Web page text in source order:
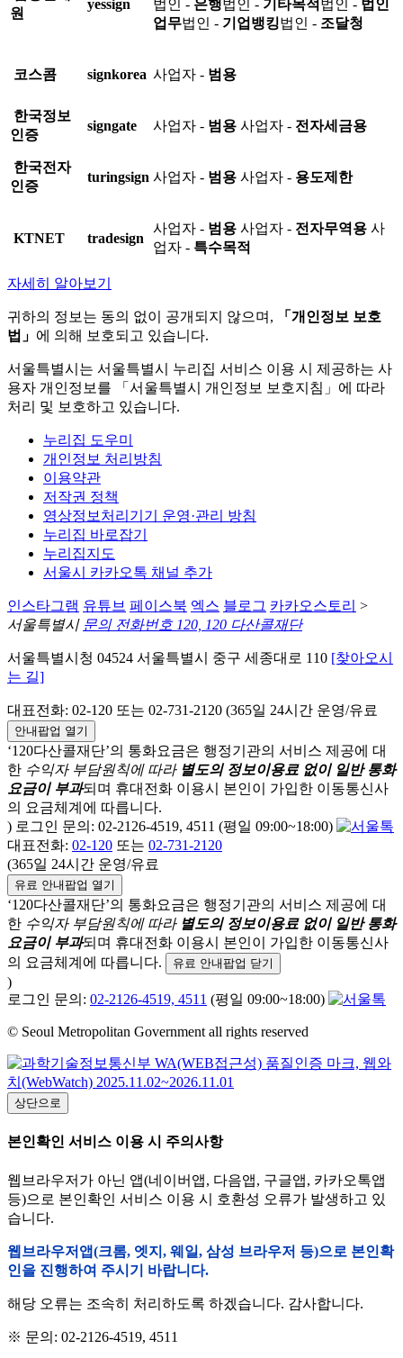
원
yessign
법인 - 은행법인 - 기타목적 법인 - 법인
업무법인 - 기업뱅킹법인 - 조달청
코스콤 signkorea 사업자 - 범용
한국정보
인증
signgate 사업자 - 범용 사업자 - 전자세금용
한국전자
인증
turingsign 사업자 - 범용 사업자 - 용도제한
KTNET tradesign
사업자 - 범용 사업자 - 전자무역용 사
업자 - 특수목적
자세히 알아보기
귀하의 정보는 동의 없이 공개되지 않으며,
「개인정보 보호
법」 에 의해 보호되고 있습니다.
서울특별시는 서울특별시 누리집 서비스 이용 시 제공하는 사
용자 개인정보를 「서울특별시 개인정보 보호지침」에 따라
처리 및 보호하고 있습니다.
누리집 도우미
개인정보 처리방침
이용약관
저작권 정책
영상정보처리기기 운영·관리 방침
누리집 바로잡기
누리집지도
서울시 카카오톡 채널 추가
인스타그램 유튜브 페이스북 엑스 블로그 카카오스토리 >
서울특별시 문의 전화번호 120, 120 다산콜재단
서울특별시청 04524 서울특별시 중구 세종대로 110 [찾아오시
는 길]
대표전화: 02-120 또는 02-731-2120 (365일 24시간 운영/유료
안내팝업 열기
‘120다산콜재단’의 통화요금은 행정기관의 서비스 제공에 대
한 수익자 부담원칙에 따라 별도의 정보이용료 없이 일반 통화
요금이 부과되며 휴대전화 이용시 본인이 가입한 이동통신사
의 요금체계에 따릅니다.
) 로그인 문의: 02-2126-4519, 4511 (평일 09:00~18:00)
대표전화: 02-120 또는 02-731-2120
(365일 24시간 운영/유료
유료 안내팝업 열기
‘120다산콜재단’의 통화요금은 행정기관의 서비스 제공에 대
한 수익자 부담원칙에 따라 별도의 정보이용료 없이 일반 통화
요금이 부과되며 휴대전화 이용시 본인이 가입한 이동통신사
의 요금체계에 따릅니다.
유료 안내팝업 닫기
)
로그인 문의: 02-2126-4519, 4511 (평일 09:00~18:00)
© Seoul Metropolitan Government all rights reserved
상단으로
본인확인 서비스 이용 시 주의사항
웹브라우저가 아닌 앱(네이버앱, 다음앱, 구글앱, 카카오톡앱
등)으로 본인확인 서비스 이용 시 호환성 오류가 발생하고 있
습니다.
웹브라우저앱(크롬, 엣지, 웨일, 삼성 브라우저 등)으로 본인확
인을 진행하여 주시기 바랍니다.
해당 오류는 조속히 처리하도록 하겠습니다. 감사합니다.
※ 문의: 02-2126-4519, 4511